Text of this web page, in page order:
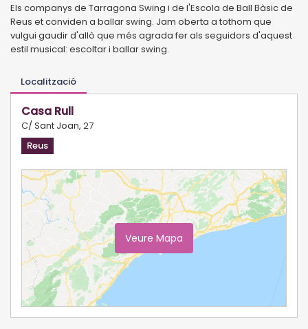
Els companys de Tarragona Swing i de l'Escola de Ball Bàsic de
Reus et conviden a ballar swing. Jam oberta a tothom que
vulgui gaudir d'allò que més agrada fer als seguidors d'aquest
estil musical: escoltar i ballar swing.
Localització
Casa Rull
C/ Sant Joan, 27
Reus
Veure Mapa